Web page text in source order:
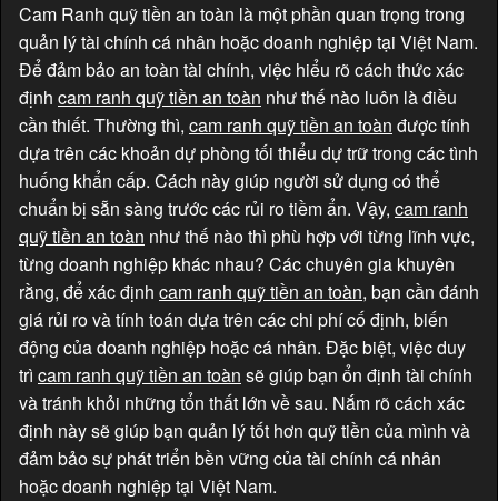
Cam Ranh quỹ tiền an toàn là một phần quan trọng trong
quản lý tài chính cá nhân hoặc doanh nghiệp tại Việt Nam.
Để đảm bảo an toàn tài chính, việc hiểu rõ cách thức xác
định cam ranh quỹ tiền an toàn như thế nào luôn là điều
cần thiết. Thường thì, cam ranh quỹ tiền an toàn được tính
dựa trên các khoản dự phòng tối thiểu dự trữ trong các tình
huống khẩn cấp. Cách này giúp người sử dụng có thể
chuẩn bị sẵn sàng trước các rủi ro tiềm ẩn. Vậy, cam ranh
quỹ tiền an toàn như thế nào thì phù hợp với từng lĩnh vực,
từng doanh nghiệp khác nhau? Các chuyên gia khuyên
rằng, để xác định cam ranh quỹ tiền an toàn, bạn cần đánh
giá rủi ro và tính toán dựa trên các chi phí cố định, biến
động của doanh nghiệp hoặc cá nhân. Đặc biệt, việc duy
trì cam ranh quỹ tiền an toàn sẽ giúp bạn ổn định tài chính
và tránh khỏi những tổn thất lớn về sau. Nắm rõ cách xác
định này sẽ giúp bạn quản lý tốt hơn quỹ tiền của mình và
đảm bảo sự phát triển bền vững của tài chính cá nhân
hoặc doanh nghiệp tại Việt Nam.